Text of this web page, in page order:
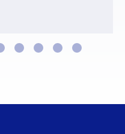
à Altern’IT
autour des